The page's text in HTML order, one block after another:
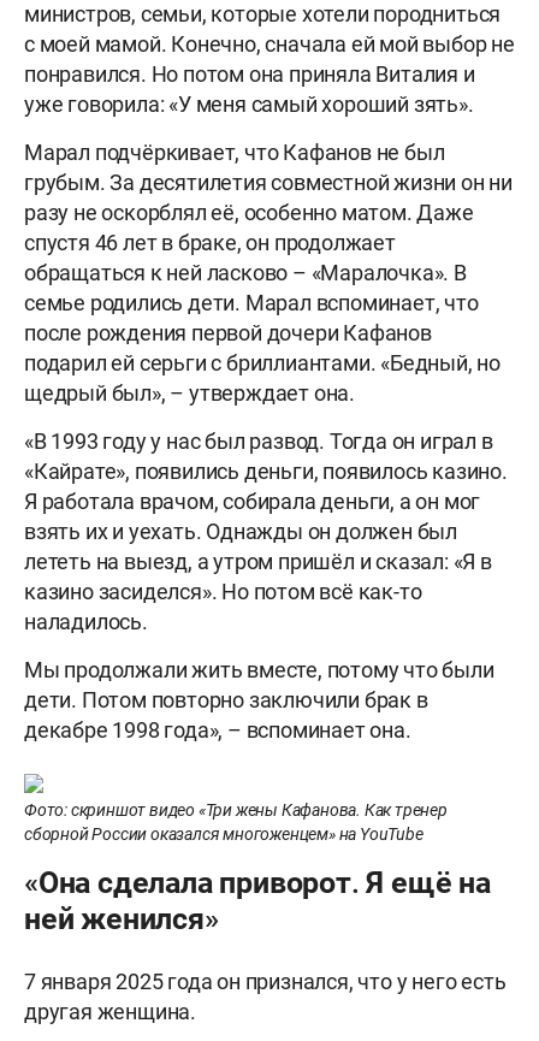
министров, семьи, которые хотели породниться
с моей мамой. Конечно, сначала ей мой выбор не
понравился. Но потом она приняла Виталия и
уже говорила: «У меня самый хороший зять».
Марал подчёркивает, что Кафанов не был
грубым. За десятилетия совместной жизни он ни
разу не оскорблял её, особенно матом. Даже
спустя 46 лет в браке, он продолжает
обращаться к ней ласково – «Маралочка». В
семье родились дети. Марал вспоминает, что
после рождения первой дочери Кафанов
подарил ей серьги с бриллиантами. «Бедный, но
щедрый был», – утверждает она.
«В 1993 году у нас был развод. Тогда он играл в
«Кайрате», появились деньги, появилось казино.
Я работала врачом, собирала деньги, а он мог
взять их и уехать. Однажды он должен был
лететь на выезд, а утром пришёл и сказал: «Я в
казино засиделся». Но потом всё как-то
наладилось.
Мы продолжали жить вместе, потому что были
дети. Потом повторно заключили брак в
декабре 1998 года», – вспоминает она.
Фото: скриншот видео «Три жены Кафанова. Как тренер
сборной России оказался многоженцем» на YouTube
«Она сделала приворот. Я ещё на
ней женился»
7 января 2025 года он признался, что у него есть
другая женщина.